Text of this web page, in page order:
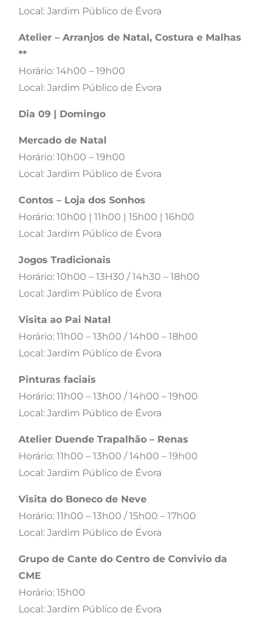
Local: Jardim Público de Évora
Atelier – Arranjos de Natal, Costura e Malhas
**
Horário: 14h00 – 19h00
Local: Jardim Público de Évora
Dia 09 | Domingo
Mercado de Natal
Horário: 10h00 – 19h00
Local: Jardim Público de Évora
Contos – Loja dos Sonhos
Horário: 10h00 | 11h00 | 15h00 | 16h00
Local: Jardim Público de Évora
Jogos Tradicionais
Horário: 10h00 – 13H30 / 14h30 – 18h00
Local: Jardim Público de Évora
Visita ao Pai Natal
Horário: 11h00 – 13h00 / 14h00 – 18h00
Local: Jardim Público de Évora
Pinturas faciais
Horário: 11h00 – 13h00 / 14h00 – 19h00
Local: Jardim Público de Évora
Atelier Duende Trapalhão – Renas
Horário: 11h00 – 13h00 / 14h00 – 19h00
Local: Jardim Público de Évora
Visita do Boneco de Neve
Horário: 11h00 – 13h00 / 15h00 – 17h00
Local: Jardim Público de Évora
Grupo de Cante do Centro de Convivio da
CME
Horário: 15h00
Local: Jardim Público de Évora